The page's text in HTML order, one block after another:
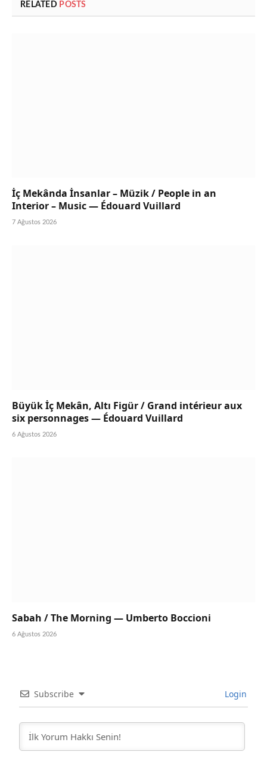
RELATED POSTS
İç Mekânda İnsanlar – Müzik / People in an
Interior – Music — Édouard Vuillard
7 Ağustos 2026
Büyük İç Mekân, Altı Figür / Grand intérieur aux
six personnages — Édouard Vuillard
6 Ağustos 2026
Sabah / The Morning — Umberto Boccioni
6 Ağustos 2026
Subscribe Login